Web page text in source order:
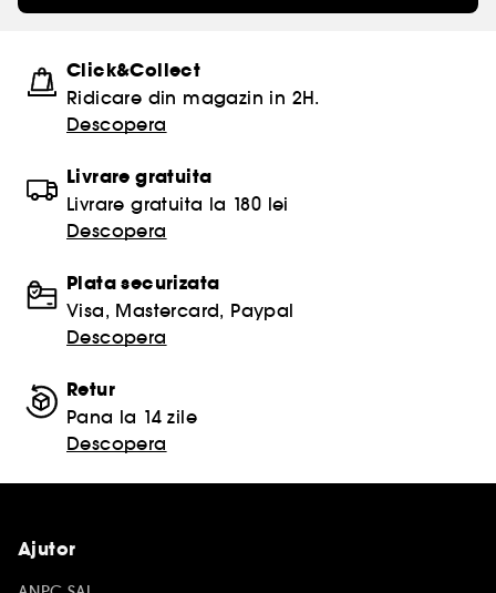
Click&Collect
Ridicare din magazin in 2H.
Descopera
Livrare gratuita
Livrare gratuita la 180 lei
Descopera
Plata securizata
Visa, Mastercard, Paypal
Descopera
Retur
Pana la 14 zile
Descopera
Ajutor